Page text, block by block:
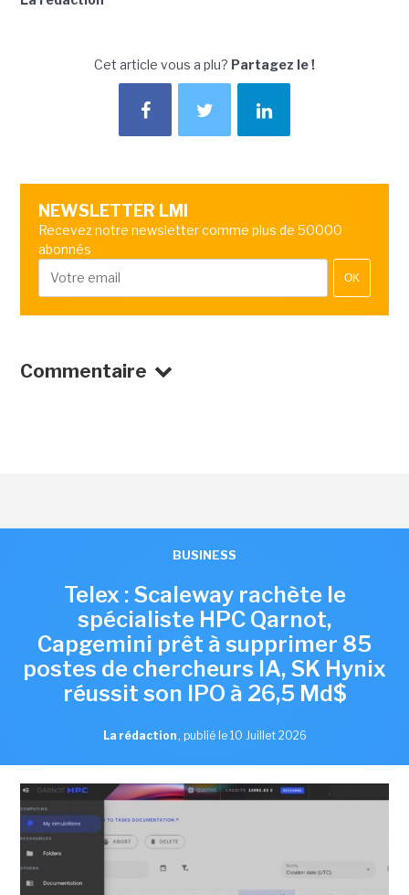
Cet article vous a plu? Partagez le !
NEWSLETTER LMI
Recevez notre newsletter comme plus de 50000
abonnés
OK
Commentaire
BUSINESS
Telex : Scaleway rachète le
spécialiste HPC Qarnot,
Capgemini prêt à supprimer 85
postes de chercheurs IA, SK Hynix
réussit son IPO à 26,5 Md$
La rédaction , publié le 10 Juillet 2026